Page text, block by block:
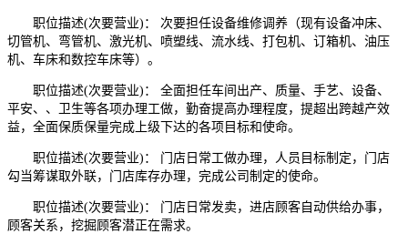
职位描述(次要营业)： 次要担任设备维修调养（现有设备冲床、
切管机、弯管机、激光机、喷塑线、流水线、打包机、订箱机、油压
机、车床和数控车床等）。
职位描述(次要营业)： 全面担任车间出产、质量、手艺、设备、
平安、、卫生等各项办理工做，勤奋提高办理程度，提超出跨越产效
益，全面保质保量完成上级下达的各项目标和使命。
职位描述(次要营业)： 门店日常工做办理，人员目标制定，门店
勾当筹谋取外联，门店库存办理，完成公司制定的使命。
职位描述(次要营业)： 门店日常发卖，进店顾客自动供给办事，
顾客关系，挖掘顾客潜正在需求。